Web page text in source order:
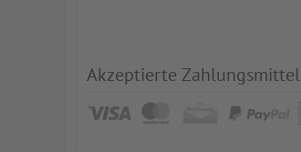
Akzeptierte Zahlungsmittel